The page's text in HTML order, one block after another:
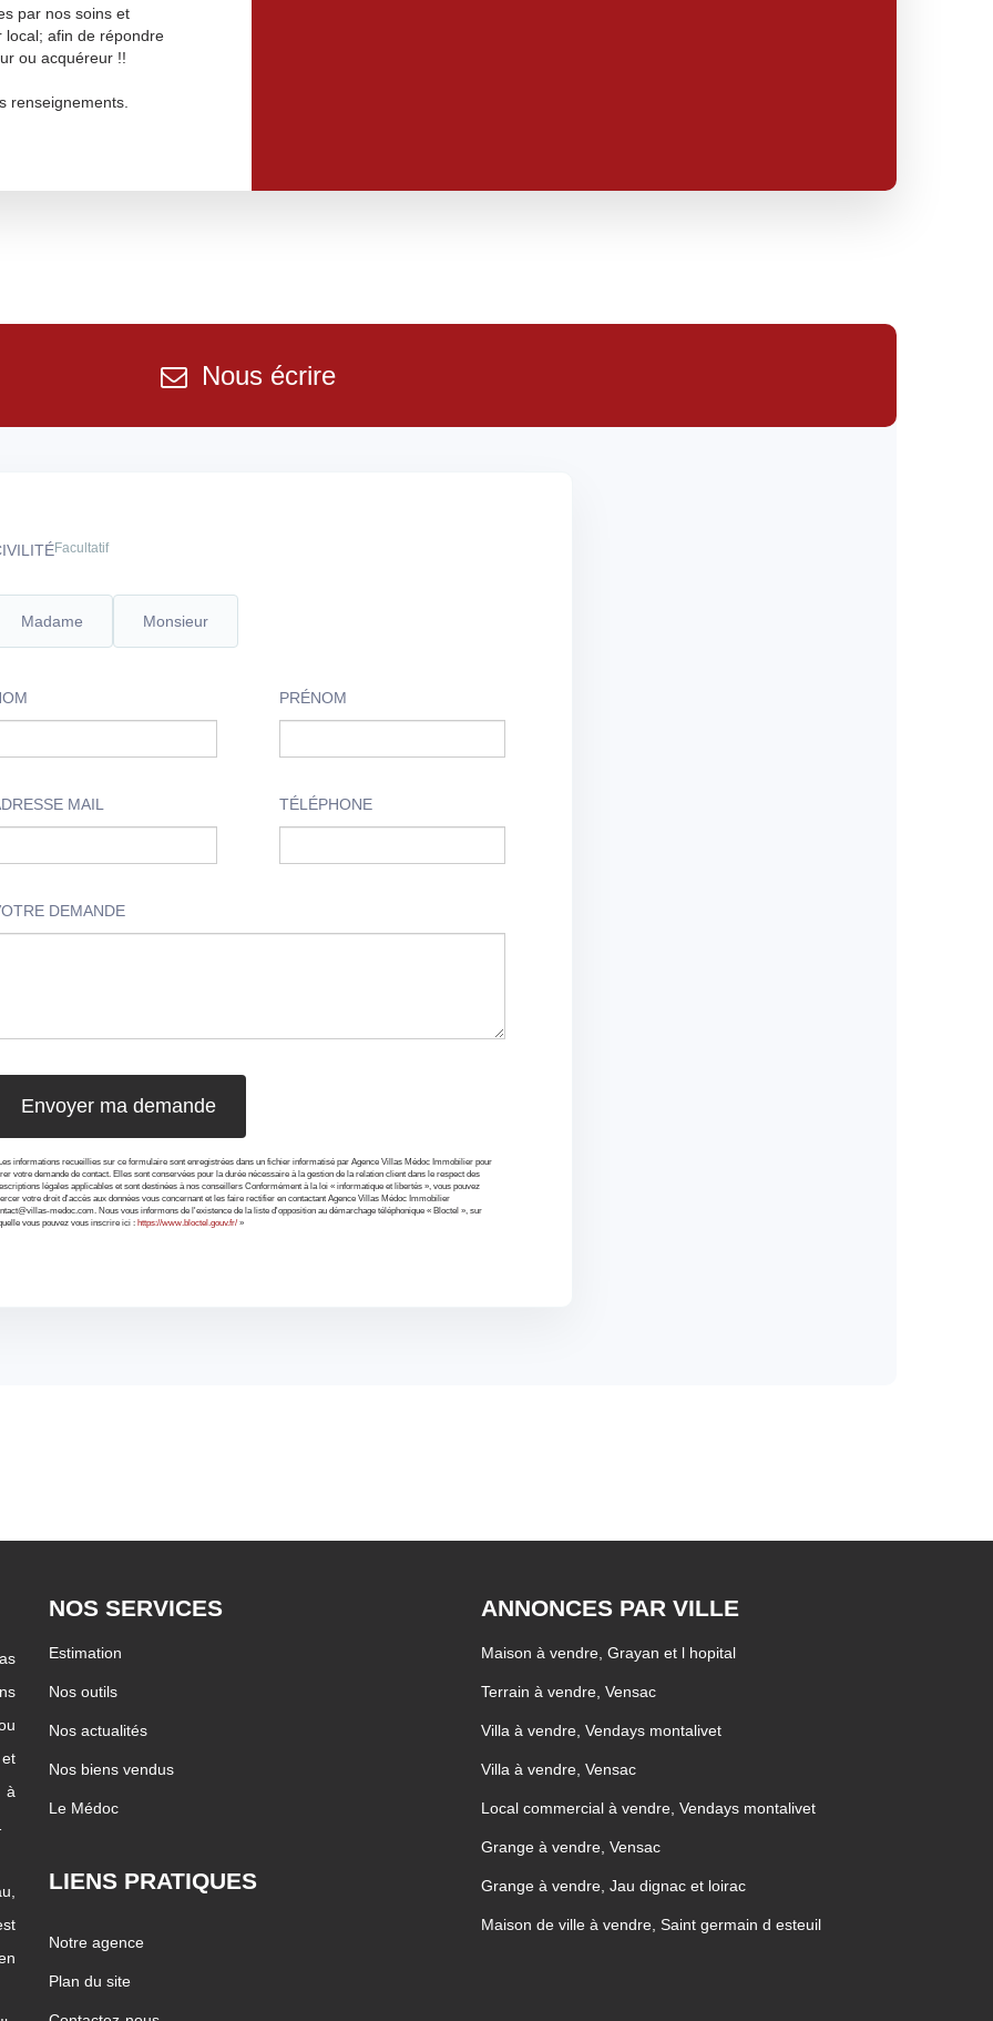
par nos soins et
local; afin de répondre
ou acquéreur !!
renseignements.
Nous écrire
Facultatif
Madame Monsieur
PRÉNOM
MAIL TÉLÉPHONE
DEMANDE
informations recueillies sur ce formulaire sont enregistrées dans un fichier informatisé par Agence Villas Médoc Immobilier pour
votre demande de contact. Elles sont conservées pour la durée nécessaire à la gestion de la relation client dans le respect des
légales applicables et sont destinées à nos conseillers Conformément à la loi « informatique et libertés », vous pouvez
votre droit d'accès aux données vous concernant et les faire rectifier en contactant Agence Villas Médoc Immobilier
medoc.com. Nous vous informons de l'existence de la liste d'opposition au démarchage téléphonique « Bloctel », sur
vous pouvez vous inscrire ici : https://www.bloctel.gouv.fr/ »
à
NOS SERVICES
Estimation
Nos outils
Nos actualités
Nos biens vendus
Le Médoc
LIENS PRATIQUES
Notre agence
Plan du site
ANNONCES PAR VILLE
Maison à vendre, Grayan et l hopital
Terrain à vendre, Vensac
Villa à vendre, Vendays montalivet
Villa à vendre, Vensac
Local commercial à vendre, Vendays montalivet
Grange à vendre, Vensac
Grange à vendre, Jau dignac et loirac
Maison de ville à vendre, Saint germain d esteuil